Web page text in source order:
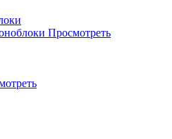
Просмотреть